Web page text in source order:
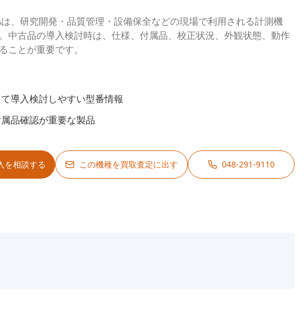
、研究開発・品質管理・設備保全などの現場で利用される計測機
中古品の導入検討時は、仕様、付属品、校正状況、外観状態、動作
ことが重要です。
導入検討しやすい型番情報
品確認が重要な製品
を相談する この機種を買取査定に出す 048-291-9110